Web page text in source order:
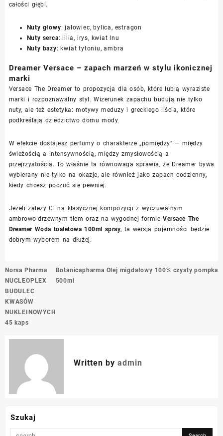
całości głębi.
Nuty głowy: jałowiec, bylica, estragon
Nuty serca: lilia, irys, kwiat lnu
Nuty bazy: kwiat tytoniu, ambra
Dreamer Versace – zapach marzeń w stylu ikonicznej
marki
Versace The Dreamer to propozycja dla osób, które lubią wyraziste
marki i rozpoznawalny styl. Wizerunek zapachu budują nie tylko
nuty, ale też estetyka: motywy meduzy i greckiego liścia, które
podkreślają dziedzictwo domu mody.
W efekcie dostajesz perfumy o charakterze „pomiędzy” — między
świeżością a intensywnością, między zmysłowością a
przejrzystością. To właśnie ta równowaga sprawia, że Dreamer bywa
wybierany nie tylko na okazje, ale również jako zapach codzienny,
kiedy chcesz poczuć się pewniej.
Jeżeli zależy Ci na klasycznej kompozycji z wyczuwalnym
ambrowo-drzewnym tłem oraz na wygodnej formieVersace The
Dreamer Woda toaletowa 100ml spray, ta wersja pojemności będzie
dobrym wyborem na dłużej.
Nawigacja
wpisu
Norsa Pharma
NUCLEOPLEX
BUDULEC
KWASÓW
NUKLEINOWYCH
45 kaps
Botanicapharma Olej migdałowy 100% czysty pompka
500ml
Written by admin
Szukaj